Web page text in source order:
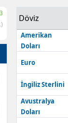
Döviz
Amerikan
Doları
Euro
İngiliz Sterlini
Avustralya
Doları